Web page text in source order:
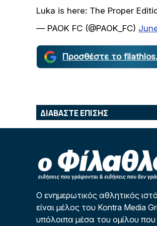
Luka is here: The Proper
— PAOK FC (@PAOK_FC)
Προσθέστε το
ΔΙΑΒΑΣΤΕ ΕΠΙΣΗΣ
Ο ενημερωτικός αθλητικός
είναι μέλος του Kontra Media
υπόλοιπα μέσα του ομίλου που